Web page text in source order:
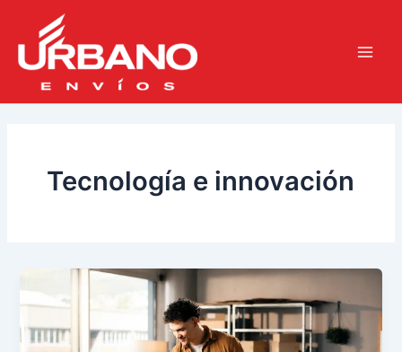
contenido
Tecnología e innovación